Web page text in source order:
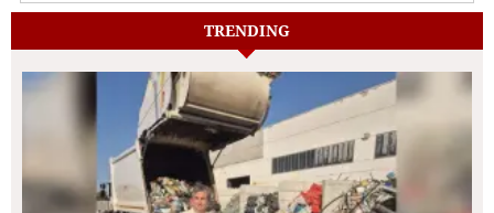
TRENDING